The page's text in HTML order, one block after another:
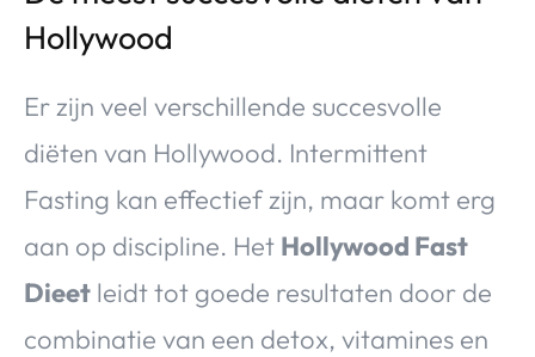
Hollywood
Er zijn veel verschillende succesvolle
diëten van Hollywood. Intermittent
Fasting kan effectief zijn, maar komt erg
aan op discipline. Het Hollywood Fast
Dieet leidt tot goede resultaten door de
combinatie van een detox, vitamines en